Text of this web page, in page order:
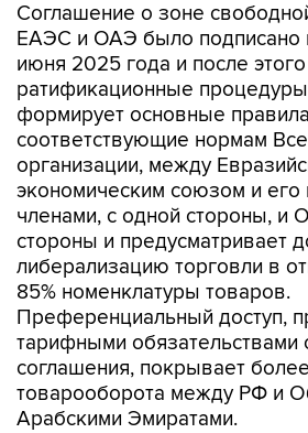
Соглашение о зоне
ЕАЭС и ОАЭ было подписано
июня 2025 года и после
ратификационные
формирует основные
соответствующие нормам
организации, между
экономическим союзом и его
членами, с одной стороны, и
стороны и предусматривает
либерализацию торговли в
85% номенклатуры товаров.
Преференциальный доступ,
тарифными обязательствами
соглашения, покрывает
товарооборота между РФ и
Арабскими Эмиратами.